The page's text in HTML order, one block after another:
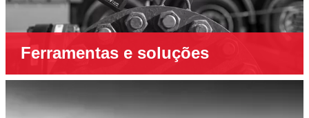
Ferramentas e soluções